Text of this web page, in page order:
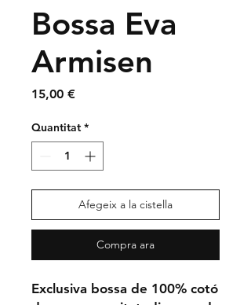
Bossa Eva
Armisen
15,00 €Price
Quantitat *
Afegeix a la cistella
Compra ara
Exclusiva bossa de 100% cotó